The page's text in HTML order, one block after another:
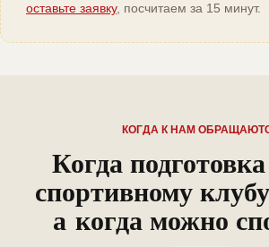
оставьте заявку, посчитаем за 15 минут.
КОГДА К НАМ
Когда
спортивному
а когда можно